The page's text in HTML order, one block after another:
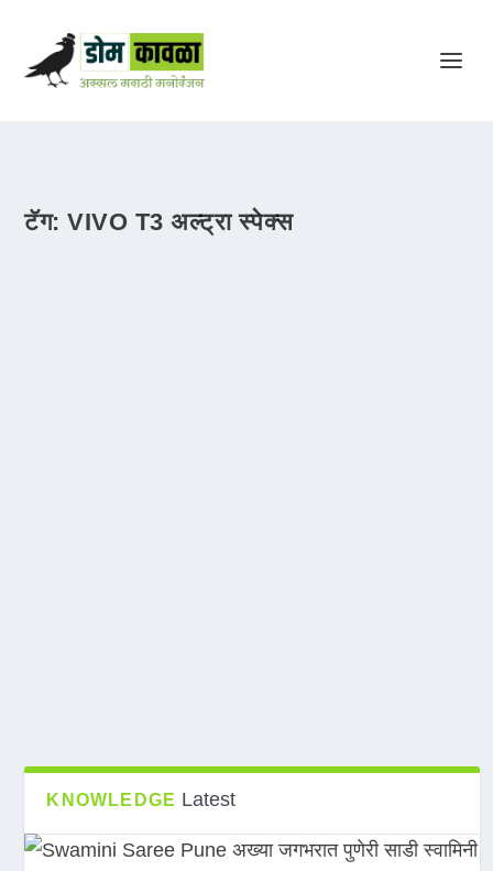
टॅग:VIVO T3 अल्ट्रा स्पेक्स
KNOWLEDGE Latest